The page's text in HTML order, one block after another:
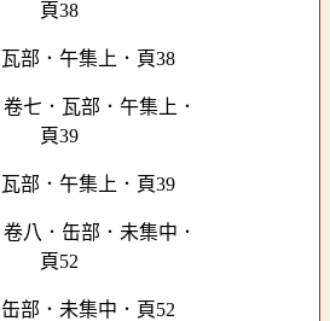
部．午集上．頁38
部．午集上．頁39
部．未集中．頁52